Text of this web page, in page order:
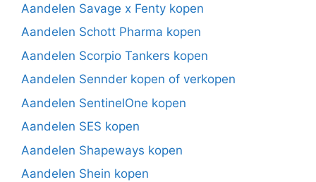
Aandelen Savage x Fenty kopen
Aandelen Schott Pharma kopen
Aandelen Scorpio Tankers kopen
Aandelen Sennder kopen of verkopen
Aandelen SentinelOne kopen
Aandelen SES kopen
Aandelen Shapeways kopen
Aandelen Shein kopen